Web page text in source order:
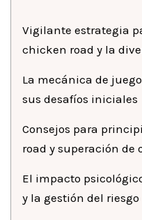
Vigilante estrategia
chicken road y la
La mecánica de
sus desafíos iniciales
Consejos para
road y superación de
El impacto
y la gestión del riesgo